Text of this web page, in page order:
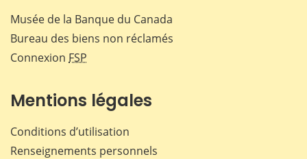
Musée de la Banque du Canada
Bureau des biens non réclamés
Connexion FSP
Mentions légales
Conditions d’utilisation
Renseignements personnels